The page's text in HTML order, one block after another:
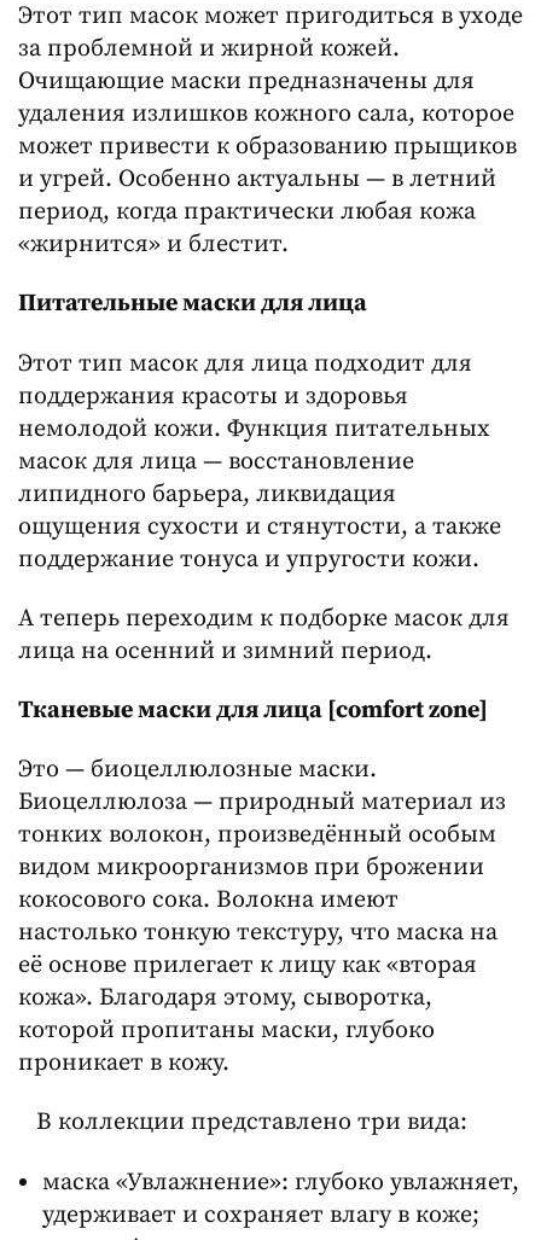
Этот тип масок может пригодиться в уходе
за проблемной и жирной кожей.
Очищающие маски предназначены для
удаления излишков кожного сала, которое
может привести к образованию прыщиков
и угрей. Особенно актуальны — в летний
период, когда практически любая кожа
«жирнится» и блестит.
Питательные маски для лица
Этот тип масок для лица подходит для
поддержания красоты и здоровья
немолодой кожи. Функция питательных
масок для лица — восстановление
липидного барьера, ликвидация
ощущения сухости и стянутости, а также
поддержание тонуса и упругости кожи.
А теперь переходим к подборке масок для
лица на осенний и зимний период.
Тканевые маски для лица [comfort zone]
Это — биоцеллюлозные маски.
Биоцеллюлоза — природный материал из
тонких волокон, произведённый особым
видом микроорганизмов при брожении
кокосового сока. Волокна имеют
настолько тонкую текстуру, что маска на
её основе прилегает к лицу как «вторая
кожа». Благодаря этому, сыворотка,
которой пропитаны маски, глубоко
проникает в кожу.
⠀В коллекции представлено три вида:
маска «Увлажнение»: глубоко увлажняет,
удерживает и сохраняет влагу в коже;